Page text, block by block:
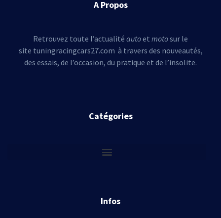
A Propos
Retrouvez toute l’actualité autoet motosur le
site tuningracingcars27.com à travers des nouveautés,
des essais, de l’occasion, du pratique et de l’insolite.
Catégories
Infos